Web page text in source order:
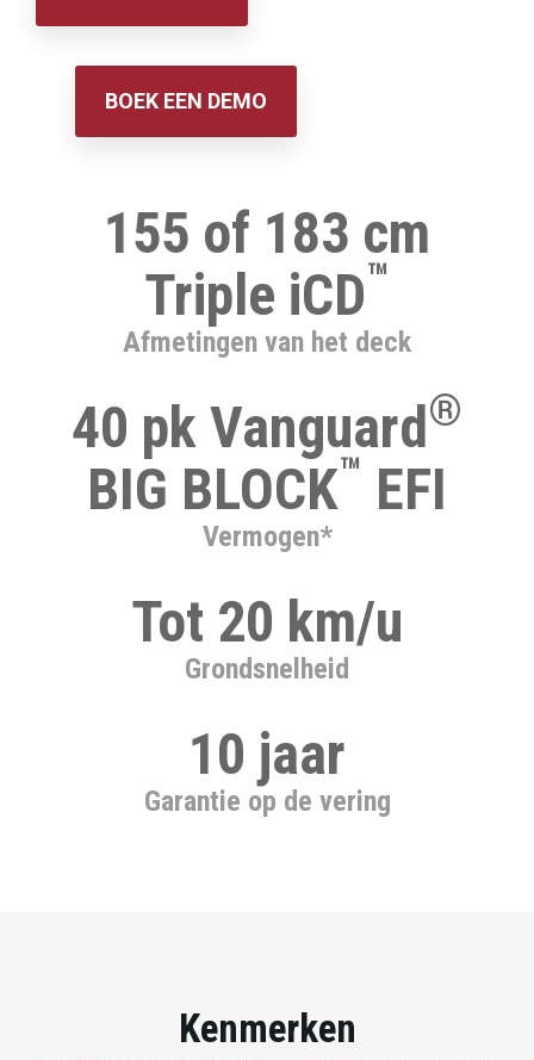
BOEK EEN DEMO
Afmetingen van het deck
155 of 183 cm
Triple iCD™
Vermogen*
40 pk Vanguard®
BIG BLOCK™ EFI
Grondsnelheid
Tot 20 km/u
Garantie op de vering
10 jaar
Kenmerken